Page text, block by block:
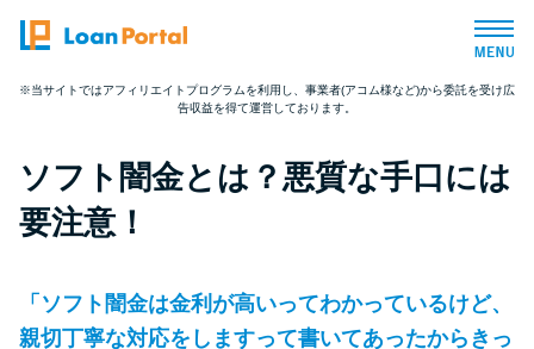
トップページ
おすすめコンテンツ
とにかくすぐ借りたい方向け
※当サイトではアフィリエイトプログラムを利用し、事業者(アコム様など)から委託を受け広
告収益を得て運営しております。
ソフト闇金とは？悪質な手口には
要注意！
「ソフト闇金は金利が高いってわかっているけど、
親切丁寧な対応をしますって書いてあったからきっ